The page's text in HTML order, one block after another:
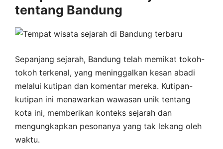
tentang Bandung
Sepanjang sejarah, Bandung telah memikat tokoh-
tokoh terkenal, yang meninggalkan kesan abadi
melalui kutipan dan komentar mereka. Kutipan-
kutipan ini menawarkan wawasan unik tentang
kota ini, memberikan konteks sejarah dan
mengungkapkan pesonanya yang tak lekang oleh
waktu.